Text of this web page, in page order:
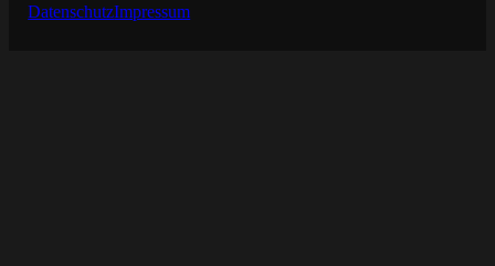
DatenschutzImpressum